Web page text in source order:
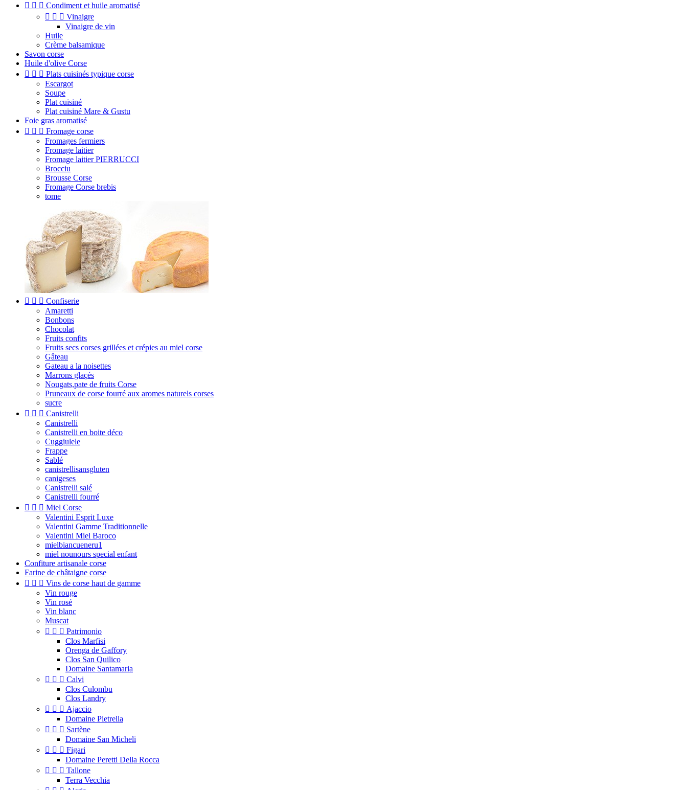
   Condiment et huile aromatisé
   Vinaigre
Vinaigre de vin
Huile
Crème balsamique
Savon corse
Huile d'olive Corse
   Plats cuisinés typique corse
Escargot
Soupe
Plat cuisiné
Plat cuisiné Mare & Gustu
Foie gras aromatisé
   Fromage corse
Fromages fermiers
Fromage laitier
Fromage laitier PIERRUCCI
Brocciu
Brousse Corse
Fromage Corse brebis
tome
   Confiserie
Amaretti
Bonbons
Chocolat
Fruits confits
Fruits secs corses grillées et crépies au miel corse
Gâteau
Gateau a la noisettes
Marrons glaçés
Nougats,pate de fruits Corse
Pruneaux de corse fourré aux aromes naturels corses
sucre
   Canistrelli
Canistrelli
Canistrelli en boite déco
Cuggiulele
Frappe
Sablé
canistrellisansgluten
canigeses
Canistrelli salé
Canistrelli fourré
   Miel Corse
Valentini Esprit Luxe
Valentini Gamme Traditionnelle
Valentini Miel Baroco
mielbiancueneru1
miel nounours special enfant
Confiture artisanale corse
Farine de châtaigne corse
   Vins de corse haut de gamme
Vin rouge
Vin rosé
Vin blanc
Muscat
   Patrimonio
Clos Marfisi
Orenga de Gaffory
Clos San Quilico
Domaine Santamaria
   Calvi
Clos Culombu
Clos Landry
   Ajaccio
Domaine Pietrella
   Sartène
Domaine San Micheli
   Figari
Domaine Peretti Della Rocca
   Tallone
Terra Vecchia